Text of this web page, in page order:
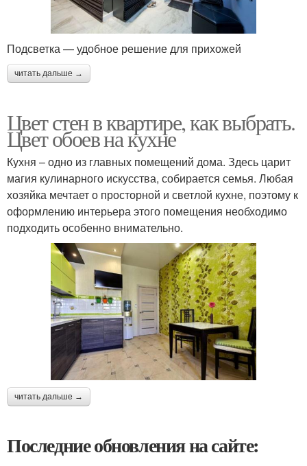
Подсветка — удобное решение для прихожей
читать дальше →
Цвет стен в квартире, как выбрать.
Цвет обоев на кухне
Кухня – одно из главных помещений дома. Здесь царит
магия кулинарного искусства, собирается семья. Любая
хозяйка мечтает о просторной и светлой кухне, поэтому к
оформлению интерьера этого помещения необходимо
подходить особенно внимательно.
читать дальше →
Последние обновления на сайте: